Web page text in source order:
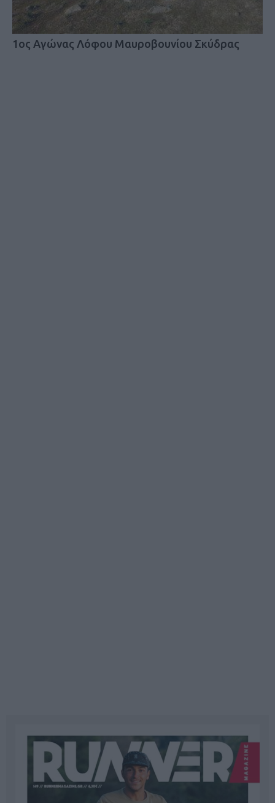
1ος Αγώνας Λόφου Μαυροβουνίου Σκύδρας